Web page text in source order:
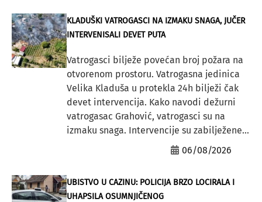
KLADUŠKI VATROGASCI NA IZMAKU SNAGA, JUČER
INTERVENISALI DEVET PUTA
Vatrogasci bilježe povećan broj požara na
otvorenom prostoru. Vatrogasna jedinica
Velika Kladuša u protekla 24h bilježi čak
devet intervencija. Kako navodi dežurni
vatrogasac Grahović, vatrogasci su na
izmaku snaga. Intervencije su zabilježene...
06/08/2026
UBISTVO U CAZINU: POLICIJA BRZO LOCIRALA I
UHAPSILA OSUMNJIČENOG